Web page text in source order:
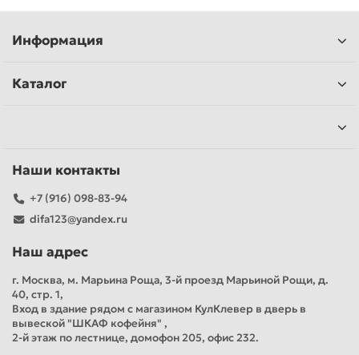
Информация
Каталог
Наши контакты
+7 (916) 098-83-94
difa123@yandex.ru
Наш адрес
г. Москва, м. Марьина Роща, 3-й проезд Марьиной Рощи, д.
40, стр. 1,
Вход в здание рядом с магазином КулКлевер в дверь в
вывеской "ШКАФ кофейня" ,
2-й этаж по лестнице, домофон 205, офис 232.